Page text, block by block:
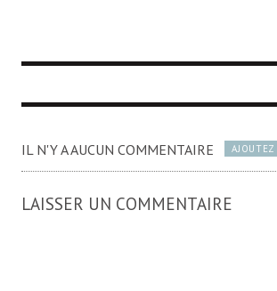
IL N'Y A AUCUN COMMENTAIRE
LAISSER UN COMMENTAIRE